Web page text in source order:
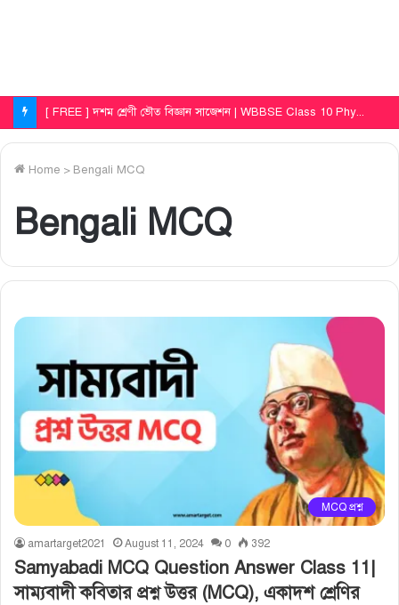
[ FREE ] দশম শ্রেণী ভৌত বিজ্ঞান সাজেশন | WBBSE Class 10 Physical Science First Unit Test Question Paper 2025
Home > Bengali MCQ
Bengali MCQ
MCQ প্রশ্ন
amartarget2021 August 11, 2024 0 392
Samyabadi MCQ Question Answer Class 11|
সাম্যবাদী কবিতার প্রশ্ন উত্তর (MCQ), একাদশ শ্রেণির